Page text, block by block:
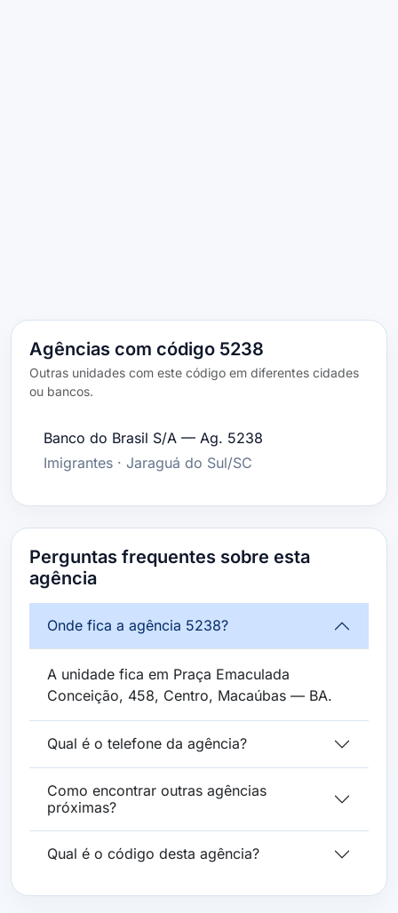
Agências com código 5238
Outras unidades com este código em diferentes cidades
ou bancos.
Banco do Brasil S/A — Ag. 5238
Imigrantes · Jaraguá do Sul/SC
Perguntas frequentes sobre esta
agência
Onde fica a agência 5238?
A unidade fica em Praça Emaculada
Conceição, 458, Centro, Macaúbas — BA.
Qual é o telefone da agência?
Como encontrar outras agências
próximas?
Qual é o código desta agência?